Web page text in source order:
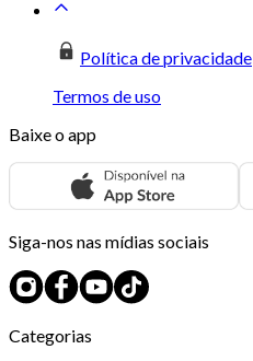
Política de privacidade
Termos de uso
Baixe o app
Siga-nos nas mídias sociais
Categorias